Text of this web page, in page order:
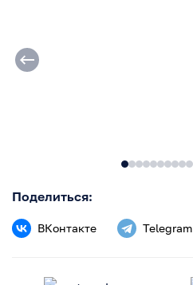
Поделиться:
ВКонтакте Telegram